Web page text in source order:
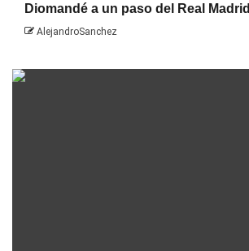
Diomandé a un paso del Real Madrid
AlejandroSanchez